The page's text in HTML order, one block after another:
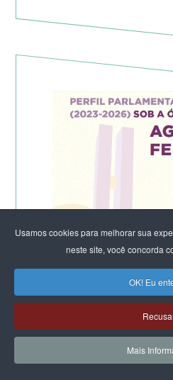
Usamos cookies para melhorar sua
neste site, você concorda
OK! Eu
Mais